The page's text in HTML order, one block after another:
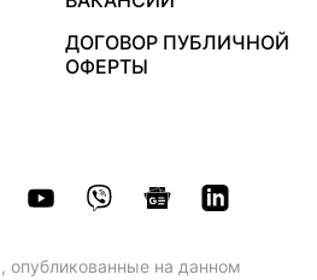
ДОГОВОР ПУБЛИЧНОЙ
ОФЕРТЫ
опубликованные на данном